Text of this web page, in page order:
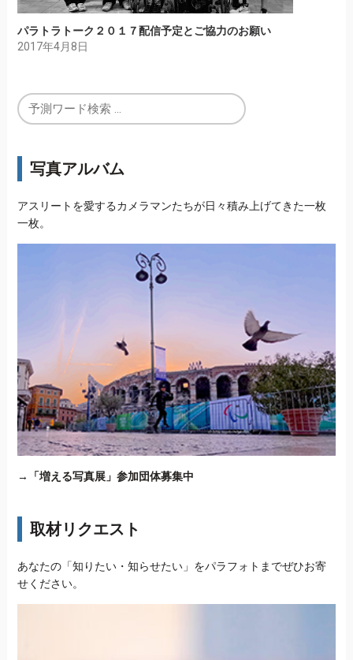
パラトラトーク２０１７配信予定とご協力のお願い
2017年4月8日
写真アルバム
アスリートを愛するカメラマンたちが日々積み上げてきた一枚
一枚。
→ 「増える写真展」参加団体募集中
取材リクエスト
あなたの「知りたい・知らせたい」をパラフォトまでぜひお寄
せください。